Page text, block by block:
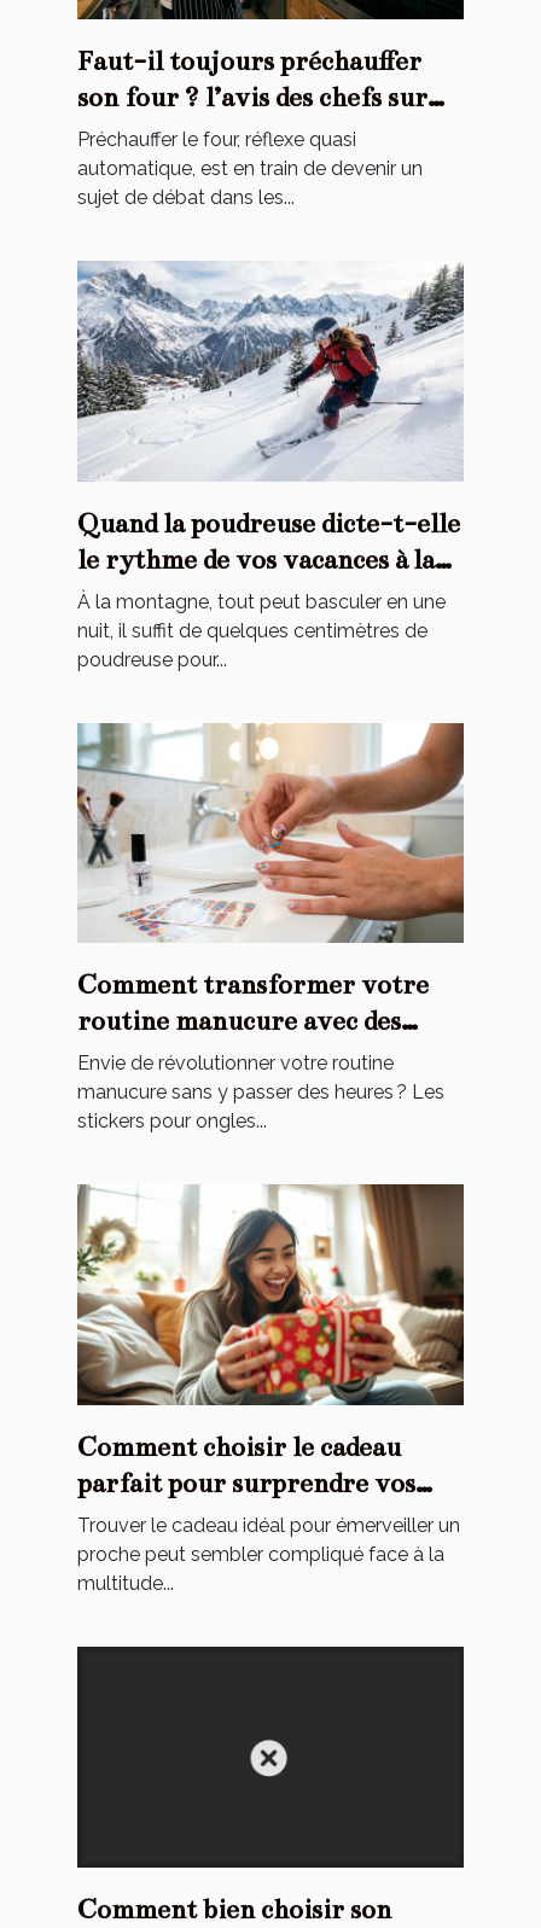
Faut-il toujours préchauffer
son four ? l’avis des chefs sur
une habitude contestée
Préchauffer le four, réflexe quasi
automatique, est en train de devenir un
sujet de débat dans les...
Quand la poudreuse dicte-t-elle
le rythme de vos vacances à la
montagne ?
À la montagne, tout peut basculer en une
nuit, il suffit de quelques centimètres de
poudreuse pour...
Comment transformer votre
routine manucure avec des
stickers ?
Envie de révolutionner votre routine
manucure sans y passer des heures ? Les
stickers pour ongles...
Comment choisir le cadeau
parfait pour surprendre vos
proches ?
Trouver le cadeau idéal pour émerveiller un
proche peut sembler compliqué face à la
multitude...
Comment bien choisir son